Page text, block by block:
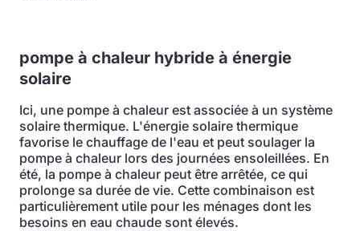
pompe à chaleur hybride à énergie
solaire
Ici, une pompe à chaleur est associée à un système
solaire thermique. L'énergie solaire thermique
favorise le chauffage de l'eau et peut soulager la
pompe à chaleur lors des journées ensoleillées. En
été, la pompe à chaleur peut être arrêtée, ce qui
prolonge sa durée de vie. Cette combinaison est
particulièrement utile pour les ménages dont les
besoins en eau chaude sont élevés.